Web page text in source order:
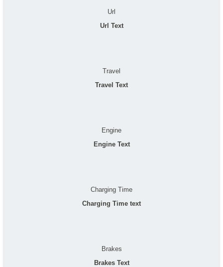
Url
Url Text
Travel
Travel Text
Engine
Engine Text
Charging Time
Charging Time text
Brakes
Brakes Text